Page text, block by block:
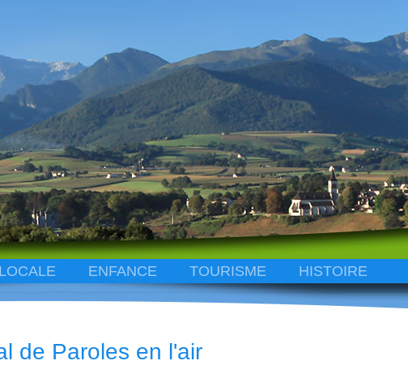
ENFANCE TOURISME HISTOIRE
de Paroles en l'air